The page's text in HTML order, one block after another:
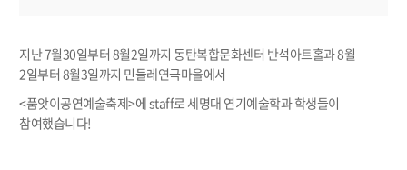
지난 7월30일부터 8월2일까지 동탄복합문화센터 반석아트홀과 8월
2일부터 8월3일까지 민들레연극마을에서
<품앗이공연예술축제>에 staff로 세명대 연기예술학과 학생들이
참여했습니다!